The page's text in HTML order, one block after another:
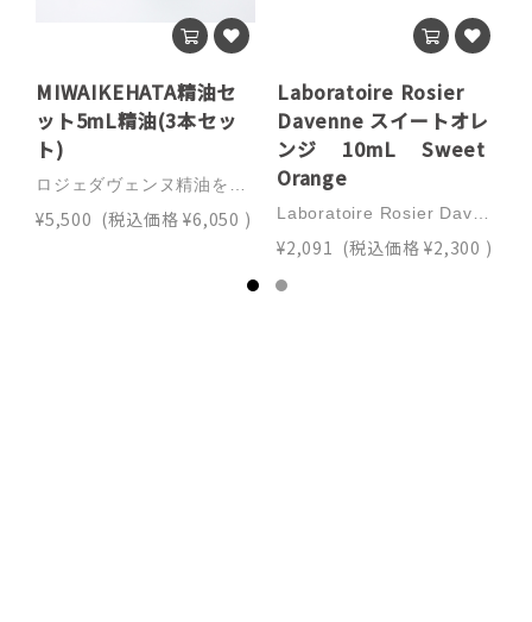
MIWAIKEHATA精油セ
ット5mL精油(3本セッ
ト)
ロジェダヴェンヌ精油をセレクトした精油セットです。初めての方にも使いやすい3本セット。●MIWAIKEHATA精油セット5mL精油(3本セット)【セット内容】 ラベンダー、スイートオレンジ、 ローズマリーシネオール MIWAIKEHATAオリジナルポーチ付き※精油は農作物から抽出されるため、ロットにより色調や香りに違いが生じる場合があります。※原産国は、予告なしに変更になる場合があります。※ガラス瓶の厚みに個体差があるため、液面の高さに違いが生じる場合があります。【使用上の注意】・原液を肌に直接つけたり、飲んだりしないでください。・子供やペットの手の届かないところに保存してください。・直射日光、高温多湿に場所は避け、冷暗所に保管してください。・妊産婦、乳幼児、また既往症のある方は使用できない精油があります。医師にご相談の上ご使用ください。・使用中、異常が現れたらすぐに使用を中止し、大量の水で洗い流してください。※光毒性について（ベルガモット・レモン・グレープフルーツ）・お肌に使用後すぐに日光に当たるとシミや炎症が起こる場合があります。 十分ご注意ください。▼必ずお読みください※ご注文の際、メールアドレス入力のお間違いにご注意願います。 お間違いの際には確認メールが届きません。 こちらからの修正もできかねますのでご了承ください。※土日祝の営業は行っておりませんので翌営業日のご対応になりますことご了承ください。※ご質問はcs@hakko-g.co.jpか0120-34-4143(平日9:00〜16:30)へご連絡ください。
¥5,500 (税込価格 ¥6,050 )
Laboratoire Rosier
Davenne スイートオレ
ンジ 10mL Sweet
Orange
Laboratoire Rosier Davenne スイートオレンジ 10mL Sweet Orange学名： Citrus sinensis L. 原産国： Brasil科名 ： ミカン科抽出部位 ： 果皮抽出方法 ： 圧搾法ノート： トップノート注意事項： 特になし酸化した精油は使用しないこと。冷蔵庫で保管するのが望ましい▼香り 【柑橘系】甘い柑橘系の香り▼主な成分【モノテルペン炭化水素類】d-リモネン(96%)、n-オクタナール、など▼ロジェダヴェンヌ精油とはフランス（アヴィニヨン近郊）にあるラボラトワールロジェダヴェンヌ社が偽和のない良質な精油です。世界中の精油の原料を栽培する畑を訪ね、精油製造所を訪問し、そこから得た精油を分析してピュアな精油のみを仕入れて販売しております。すべての精油について化学分析表（ガスクロマトグラフィーなどの結果）などを公表しており、良質な（合成化学成分を含んでいない）精油のみを取り扱っております。●必ずお読みください。※【化粧品登録精油】がご入用の場合は備考欄にその旨ご入力願います。その場合はご注文後に価格が変更となりますのでご確認ください。 化粧品登録精油 2,450円（税込） ※商品の発送は５〜７日営業日を必要とします。お急ぎなどの場合は必ず発送日程をご確認ください。※土日祝の営業は行っておりませんので翌営業日のご対応になりますことご了承ください。※ご質問はcs@hakko-g.co.jpか0120-34-4143(平日9:00〜16:30)へご連絡ください。
¥2,091 (税込価格 ¥2,300 )